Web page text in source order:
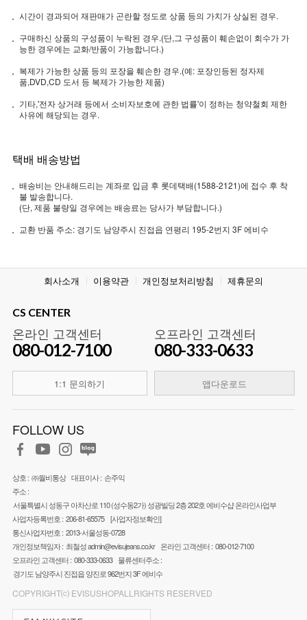
시간이 경과되어 재판매가 곤란할 정도로 상품 등의 가치가 상실된 경우.
구매하신 상품의 구성품이 누락된 경우.(단,그 구성품이 훼손없이 회수가 가
능한 경우에는 교화/반품이 가능합니다.)
복제가 가능한 상품 등의 포장을 훼손한 경우.(예: 포장인등된 정자제
품,DVD,CD 도서 등 복제가 가능한 제품)
기타,'전자 상거래 등에서 소비자보호에 관한 법률'이 정하는 청약철회 제한
사유에 해당되는 경우.
택배 배송방법
배송비는 안내해드리는 계좌로 입금 후 롯데택배(1588-2121)에 접수 후 착
불 발송합니다.
(단, 제품 불량일 경우에는 배송료는 당사가 부담합니다.)
교환 반품 주소: 경기도 남양주시 진접읍 연평리 195-2번지 3F 에비수
회사소개 이용약관 개인정보처리방침 제휴문의
CS CENTER
온라인 고객센터
080-012-7100
1:1 문의하기
오프라인 고객센터
080-333-0633
앱다운로드
FOLLOW US
상호 : ㈜월비통상 대표이사 : 손주익
주소 :
서울특별시 성동구 아차산로 110 (성수동2가) 성광빌딩 2층 202호 에비수샵 온라인사업부
사업자등록번호 : 206-81-65575 [사업자정보확인]
통신사업자번호 : 2013-서울성동-0728
개인정보책임자 : 최철성admin@evisujeans.co.kr 온라인 고객센터 : 080-012-7100
오프라인 고객센터 : 080-333-0633 물류센터주소 :
경기도 남양주시 진접읍 양진로 962번지 3F 에비수
COPYRIGHT⒞ EVISUSHOPALLRIGHTS RESERVED